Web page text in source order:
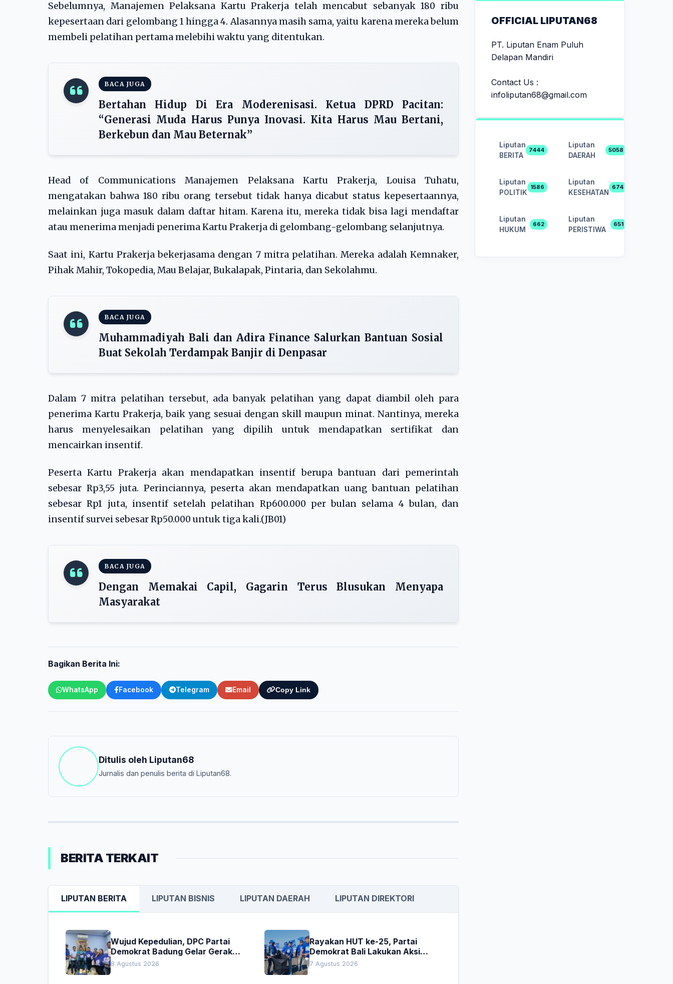
Sebelumnya, Manajemen Pelaksana Kartu Prakerja telah mencabut sebanyak 180 ribu
kepesertaan dari gelombang 1 hingga 4. Alasannya masih sama, yaitu karena mereka belum
membeli pelatihan pertama melebihi waktu yang ditentukan.
BACA JUGA
Bertahan Hidup Di Era Moderenisasi. Ketua DPRD Pacitan:
“Generasi Muda Harus Punya Inovasi. Kita Harus Mau Bertani,
Berkebun dan Mau Beternak”
Head of Communications Manajemen Pelaksana Kartu Prakerja, Louisa Tuhatu,
mengatakan bahwa 180 ribu orang tersebut tidak hanya dicabut status kepesertaannya,
melainkan juga masuk dalam daftar hitam. Karena itu, mereka tidak bisa lagi mendaftar
atau menerima menjadi penerima Kartu Prakerja di gelombang-gelombang selanjutnya.
Saat ini, Kartu Prakerja bekerjasama dengan 7 mitra pelatihan. Mereka adalah Kemnaker,
Pihak Mahir, Tokopedia, Mau Belajar, Bukalapak, Pintaria, dan Sekolahmu.
BACA JUGA
Muhammadiyah Bali dan Adira Finance Salurkan Bantuan Sosial
Buat Sekolah Terdampak Banjir di Denpasar
Dalam 7 mitra pelatihan tersebut, ada banyak pelatihan yang dapat diambil oleh para
penerima Kartu Prakerja, baik yang sesuai dengan skill maupun minat. Nantinya, mereka
harus menyelesaikan pelatihan yang dipilih untuk mendapatkan sertifikat dan
mencairkan insentif.
Peserta Kartu Prakerja akan mendapatkan insentif berupa bantuan dari pemerintah
sebesar Rp3,55 juta. Perinciannya, peserta akan mendapatkan uang bantuan pelatihan
sebesar Rp1 juta, insentif setelah pelatihan Rp600.000 per bulan selama 4 bulan, dan
insentif survei sebesar Rp50.000 untuk tiga kali.(JB01)
BACA JUGA
Dengan Memakai Capil, Gagarin Terus Blusukan Menyapa
Masyarakat
Bagikan Berita Ini:
WhatsApp Facebook Telegram Email Copy Link
Ditulis oleh Liputan68
Jurnalis dan penulis berita di Liputan68.
BERITA TERKAIT
LIPUTAN BERITA LIPUTAN BISNIS LIPUTAN DAERAH LIPUTAN DIREKTORI
Wujud Kepedulian, DPC Partai
Demokrat Badung Gelar Gerakan
Donor Darah
8 Agustus 2026
Rayakan HUT ke-25, Partai
Demokrat Bali Lakukan Aksi
Nyata Pelestarian Lingkungan
7 Agustus 2026
OFFICIAL LIPUTAN68
PT. Liputan Enam Puluh
Delapan Mandiri
Contact Us :
infoliputan68@gmail.com
Liputan
BERITA
7444
Liputan
DAERAH
5058
Liputan
POLITIK
1586
Liputan
KESEHATAN
674
Liputan
HUKUM
662
Liputan
PERISTIWA
651